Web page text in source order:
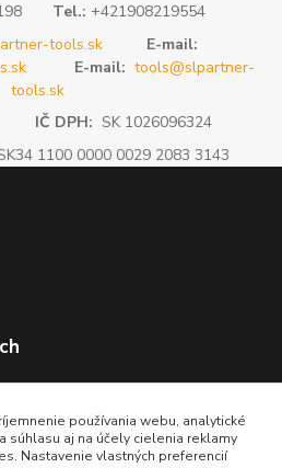
Tel.: +421908219554
tools.sk
E-mail:
E-mail: tools@slpartner-
tools.sk
IČ DPH: SK 1026096324
1100 0000 0029 2083 3143
používania webu, analytické
súhlasu aj na účely cielenia reklamy
Nastavenie vlastných preferencií